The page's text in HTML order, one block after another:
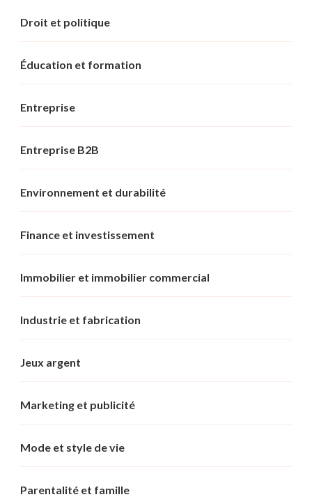
Droit et politique
Éducation et formation
Entreprise
Entreprise B2B
Environnement et durabilité
Finance et investissement
Immobilier et immobilier commercial
Industrie et fabrication
Jeux argent
Marketing et publicité
Mode et style de vie
Parentalité et famille